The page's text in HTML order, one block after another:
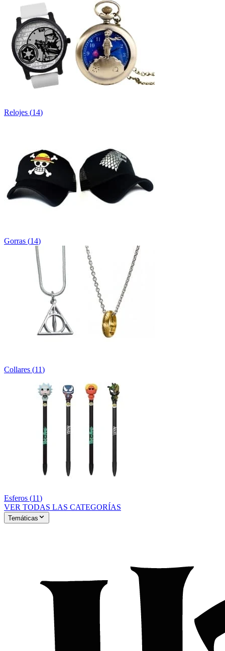
Relojes (14)
Gorras (14)
Collares (11)
Esferos (11)
VER TODAS LAS CATEGORÍAS
Temáticas